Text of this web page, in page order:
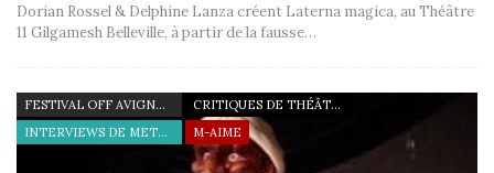
Dorian Rossel & Delphine Lanza créent Laterna magica, au Théâtre
11 Gilgamesh Belleville, à partir de la fausse…
FESTIVAL OFF AVIGNON 19
CRITIQUES DE THÉÂTRE
INTERVIEWS DE METTEURS EN SCÈNE
M-AIME